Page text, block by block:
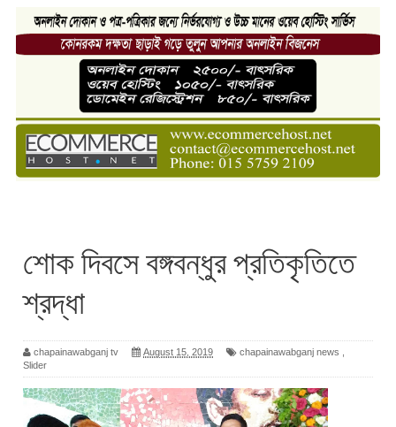
শোক দিবসে বঙ্গবন্ধুর প্রতিকৃতিতে
শ্রদ্ধা
chapainawabganj tv August 15, 2019 chapainawabganj news
Slider